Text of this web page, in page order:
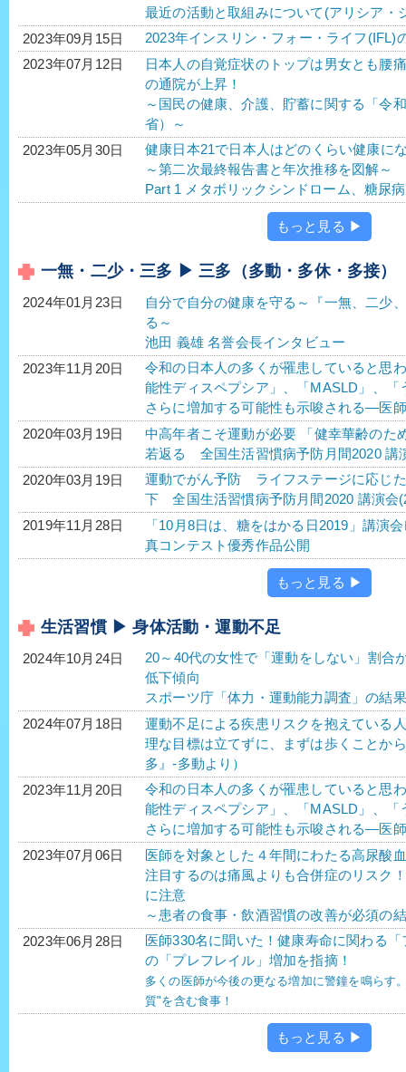
最近の活動と取組みについて(アリシア・
2023年09月15日
2023年インスリン・フォー・ライフ(IFL)
2023年07月12日
日本人の自覚症状のトップは男女とも腰
の通院が上昇！
～国民の健康、介護、貯蓄に関する「令
省）～
2023年05月30日
健康日本21で日本人はどのくらい健康に
～第二次最終報告書と年次推移を図解～
Part 1 メタボリックシンドローム、糖尿
もっと見る ▶
一無・二少・三多 ▶ 三多（多動・多休・多接）
2024年01月23日
自分で自分の健康を守る～『一無、二少
る～
池田 義雄 名誉会長インタビュー
2023年11月20日
令和の日本人の多くが罹患していると思
能性ディスペプシア」、「MASLD」、
さらに増加する可能性も示唆される―医
2020年03月19日
中高年者こそ運動が必要 「健幸華齢のた
若返る 全国生活習慣病予防月間2020 講
2020年03月19日
運動でがん予防 ライフステージに応じ
下 全国生活習慣病予防月間2020 講演会
2019年11月28日
「10月8日は、糖をはかる日2019」講演
真コンテスト優秀作品公開
もっと見る ▶
生活習慣 ▶ 身体活動・運動不足
2024年10月24日
20～40代の女性で「運動をしない」割合
低下傾向
スポーツ庁「体力・運動能力調査」の結果
2024年07月18日
運動不足による疾患リスクを抱えている
理な目標は立てずに、まずは歩くことか
多』-多動より）
2023年11月20日
令和の日本人の多くが罹患していると思
能性ディスペプシア」、「MASLD」、
さらに増加する可能性も示唆される―医
2023年07月06日
医師を対象とした４年間にわたる高尿酸
注目するのは痛風よりも合併症のリスク
に注意
～患者の食事・飲酒習慣の改善が必須の
2023年06月28日
医師330名に聞いた！健康寿命に関わる
の「プレフレイル」増加を指摘！
多くの医師が今後の更なる増加に警鐘を鳴らす
質"を含む食事！
もっと見る ▶